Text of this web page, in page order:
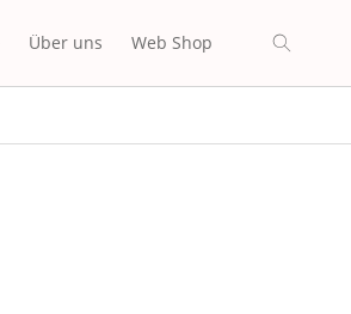
Über uns Web Shop O